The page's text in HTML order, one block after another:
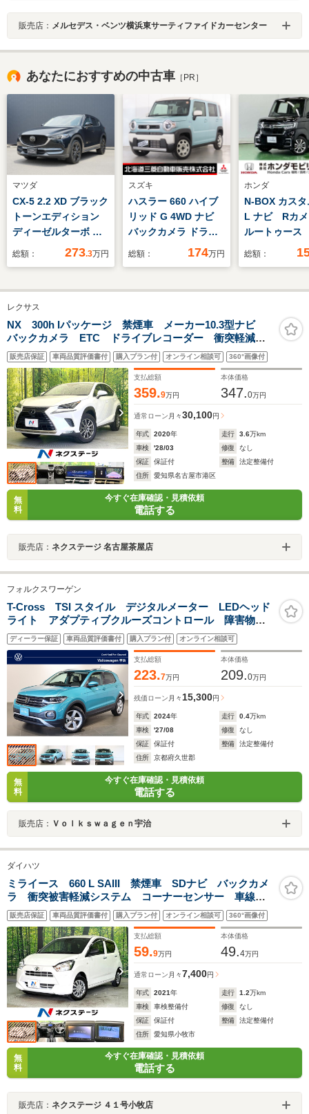
販売店： メルセデス・ベンツ横浜東サーティファイドカーセンター
あなたにおすすめの中古車 ［PR］
マツダ
CX-5 2.2 XD ブラック
トーンエディション
ディーゼルターボ マ
ツダ認定中古車
総額： 273.3万円
スズキ
ハスラー 660 ハイブ
リッド G 4WD ナビ
バックカメラ ドライ
ブレコーダー ETC ア
止装置 レーンキープ
減ブレーキ
総額： 174万円
ホンダ
N-BOX カス
L ナビ Rカ
ルートゥー
総額：
レクサス
NX 300h Iパッケージ 禁煙車 メーカー10.3型ナビ
バックカメラ ETC ドライブレコーダー 衝突軽減
レーダークルーズコントロール LEDヘッドライト シ
ートヒーター パワーバックドア
販売店保証 車両品質評価書付 購入プラン付 オンライン相談可 360°画像付
支払総額
359.9万円
本体価格
347.0万円
通常ローン 月々30,100円
年式 2020年 走行 3.6万km
車検
'28/03 修復
なし
保証
保証付 整備
法定整備付
住所
愛知県名古屋市港区
無
料
今すぐ在庫確認・見積依頼
電話する
販売店： ネクステージ 名古屋茶屋店
フォルクスワーゲン
T-Cross TSI スタイル デジタルメーター LEDヘッド
ライト アダプティブクルーズコントロール 障害物セ
ンサー 後方死角検知機能付 オートライト 純正アル
ミホイール Discover Proパッケージ
ディーラー保証 車両品質評価書付 購入プラン付 オンライン相談可
支払総額
223.7万円
本体価格
209.0万円
残価ローン 月々 15,300円
年式 2024年 走行 0.4万km
車検
'27/08 修復
なし
保証
保証付 整備
法定整備付
住所
京都府久世郡
無
料
今すぐ在庫確認・見積依頼
電話する
販売店： Ｖｏｌｋｓｗａｇｅｎ宇治
ダイハツ
ミライース 660 L SAIII 禁煙車 SDナビ バックカメ
ラ 衝突被害軽減システム コーナーセンサー 車線逸
脱警報 オートライト Bluetooth
販売店保証 車両品質評価書付 購入プラン付 オンライン相談可 360°画像付
支払総額
59.9万円
本体価格
49.4万円
通常ローン 月々7,400円
年式 2021年 走行 1.2万km
車検
車検整備付 修復
なし
保証
保証付 整備
法定整備付
住所
愛知県小牧市
無
料
今すぐ在庫確認・見積依頼
電話する
販売店： ネクステージ ４１号小牧店